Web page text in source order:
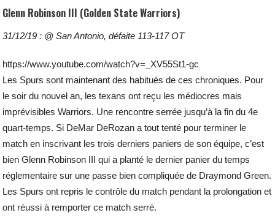
Glenn Robinson III (Golden State Warriors)
31/12/19 : @ San Antonio, défaite 113-117 OT
https://www.youtube.com/watch?v=_XV55St1-gc
Les Spurs sont maintenant des habitués de ces chroniques. Pour
le soir du nouvel an, les texans ont reçu les médiocres mais
imprévisibles Warriors. Une rencontre serrée jusqu’à la fin du 4e
quart-temps. Si DeMar DeRozan a tout tenté pour terminer le
match en inscrivant les trois derniers paniers de son équipe, c’est
bien Glenn Robinson III qui a planté le dernier panier du temps
réglementaire sur une passe bien compliquée de Draymond Green.
Les Spurs ont repris le contrôle du match pendant la prolongation et
ont réussi à remporter ce match serré.